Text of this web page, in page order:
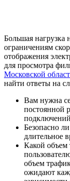
Большая нагрузка
ограничениям
отображения
для просмотра
Московской
найти ответы на
Вам нужна
постоянной
Безопасно
длительное
Какой объем
объем
ожидают